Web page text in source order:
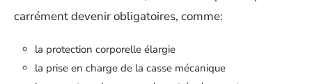
carrément devenir obligatoires, comme:
la protection corporelle élargie
la prise en charge de la casse mécanique